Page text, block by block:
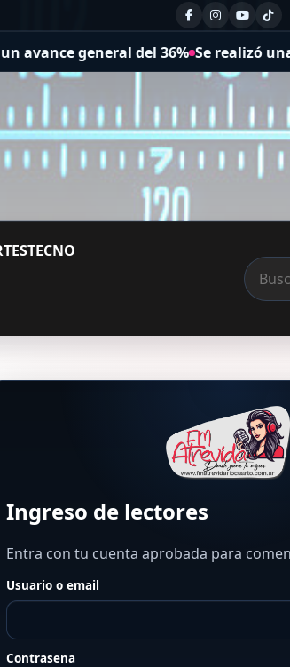
general del 36% Se realizó una
TECNO
Ingreso de lectores
Entra con tu cuenta aprobada para
Usuario o email
Contrasena